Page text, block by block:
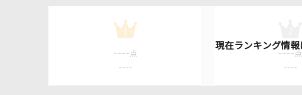
1
---- 点
----
---- 点
----